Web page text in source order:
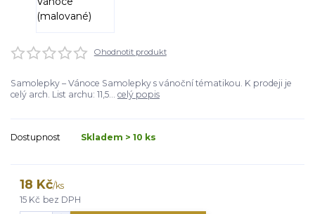
Ohodnotit produkt
Samolepky – Vánoce Samolepky s vánoční tématikou. K prodeji je
celý arch. List archu: 11,5... celý popis
Dostupnost Skladem > 10 ks
18 Kč/ks
15 Kč bez DPH